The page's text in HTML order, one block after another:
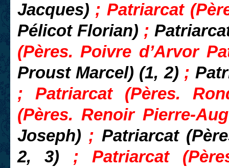
Jacques) ; Patriarcat
Pélicot Florian) ;
(Pères. Poivre d’Arvor
Proust Marcel) (1, 2) ;
; Patriarcat (Pères.
(Pères. Renoir Pierre-
Joseph) ; Patriarcat
2, 3) ; Patriarcat